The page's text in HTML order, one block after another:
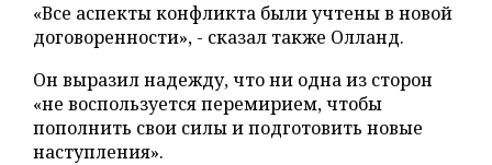
«Все аспекты конфликта были учтены в новой
договоренности», - сказал также Олланд.
Он выразил надежду, что ни одна из сторон
«не воспользуется перемирием, чтобы
пополнить свои силы и подготовить новые
наступления».